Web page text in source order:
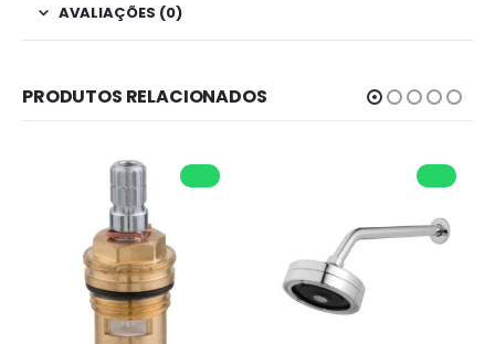
AVALIAÇÕES (0)
PRODUTOS RELACIONADOS